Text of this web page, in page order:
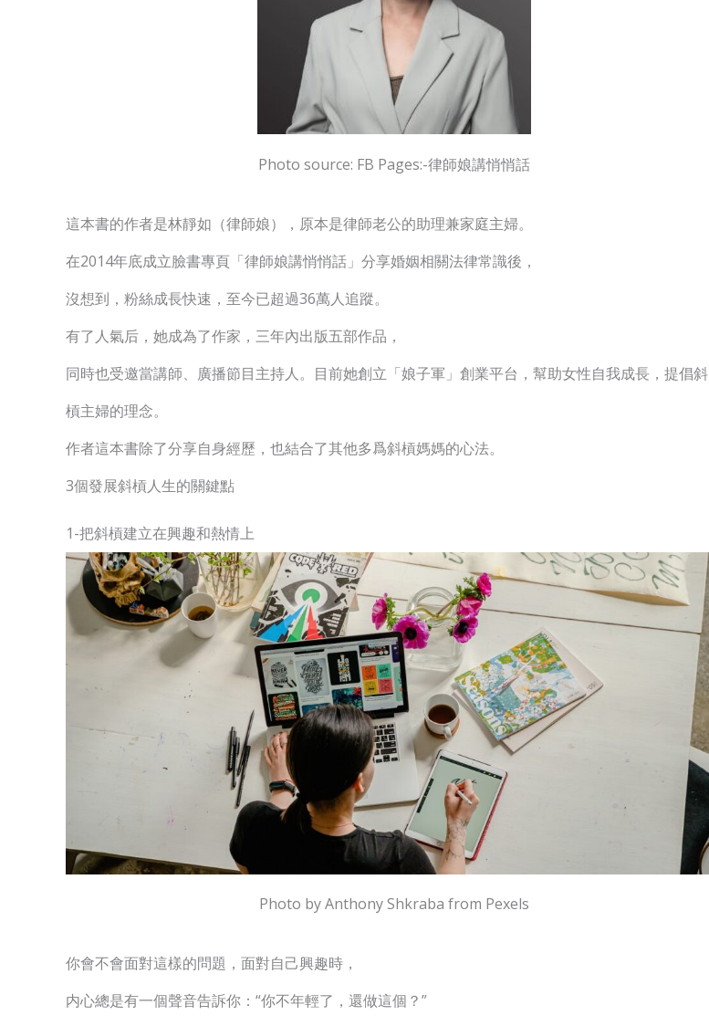
Photo source: FB Pages:-律師娘講悄悄話
這本書的作者是林靜如（律師娘），原本是律師老公的助理兼家庭主婦。
在2014年底成立臉書專頁「律師娘講悄悄話」分享婚姻相關法律常識後，
沒想到，粉絲成長快速，至今已超過36萬人追蹤。
有了人氣后，她成為了作家，三年內出版五部作品，
同時也受邀當講師、廣播節目主持人。目前她創立「娘子軍」創業平台，幫助女性自我成長，提倡斜
槓主婦的理念。
作者這本書除了分享自身經歷，也結合了其他多爲斜槓媽媽的心法。
3個發展斜槓人生的關鍵點
1-把斜槓建立在興趣和熱情上
Photo by Anthony Shkraba from Pexels
你會不會面對這樣的問題，面對自己興趣時，
内心總是有一個聲音告訴你：“你不年輕了，還做這個？”